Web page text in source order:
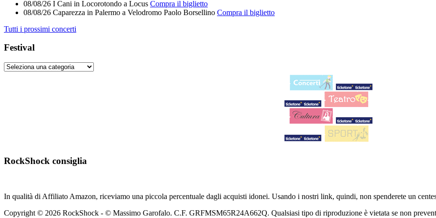
08/08/26 I Cani in Locorotondo a Locus Compra il biglietto
08/08/26 Caparezza in Palermo a Velodromo Paolo Borsellino Compra il biglietto
Tutti i prossimi concerti
Festival
RockShock consiglia
In qualità di Affiliato Amazon, riceviamo una piccola percentuale dagli acquisti idonei. Usando i nostri link, quindi, non spenderete un
Copyright © 2026 RockShock - © Massimo Garofalo. C.F. GRFMSM65R24A662Q. Qualsiasi tipo di riproduzione è vietata se non